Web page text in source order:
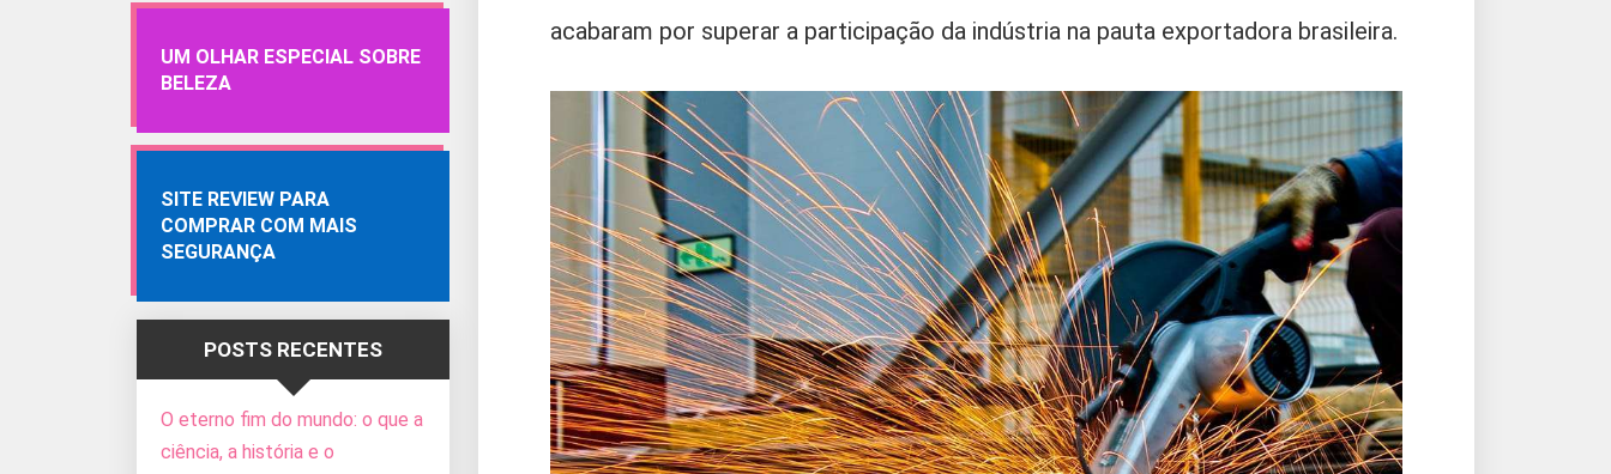
acabaram por superar a participação da indústria na pauta exportadora brasileira.
UM OLHAR ESPECIAL SOBRE
BELEZA
SITE REVIEW PARA
COMPRAR COM MAIS
SEGURANÇA
POSTS RECENTES
O eterno fim do mundo: o que a
ciência, a história e o